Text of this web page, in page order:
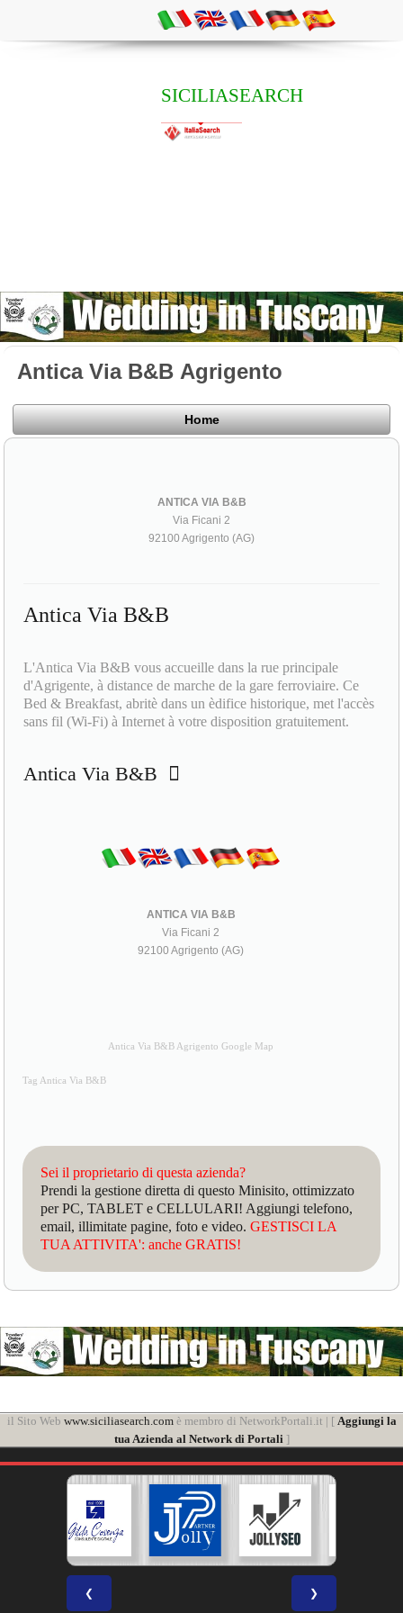
SICILIASEARCH
Antica Via B&B Agrigento
Home
ANTICA VIA B&B
Via Ficani 2
92100 Agrigento (AG)
Antica Via B&B
L'Antica Via B&B vous accueille dans la rue principale
d'Agrigente, à distance de marche de la gare ferroviaire. Ce
Bed & Breakfast, abritè dans un èdifice historique, met l'accès
sans fil (Wi-Fi) à Internet à votre disposition gratuitement.
Antica Via B&B
ANTICA VIA B&B
Via Ficani 2
92100 Agrigento (AG)
Antica Via B&B Agrigento Google Map
Tag Antica Via B&B
Sei il proprietario di questa azienda?
Prendi la gestione diretta di questo Minisito, ottimizzato
per PC, TABLET e CELLULARI! Aggiungi telefono,
email, illimitate pagine, foto e video.GESTISCI LA
TUA ATTIVITA': anche GRATIS!
il Sito Web www.siciliasearch.comè membro di NetworkPortali.it | [ Aggiungi la
tua Azienda al Network di Portali]
❮ ❯